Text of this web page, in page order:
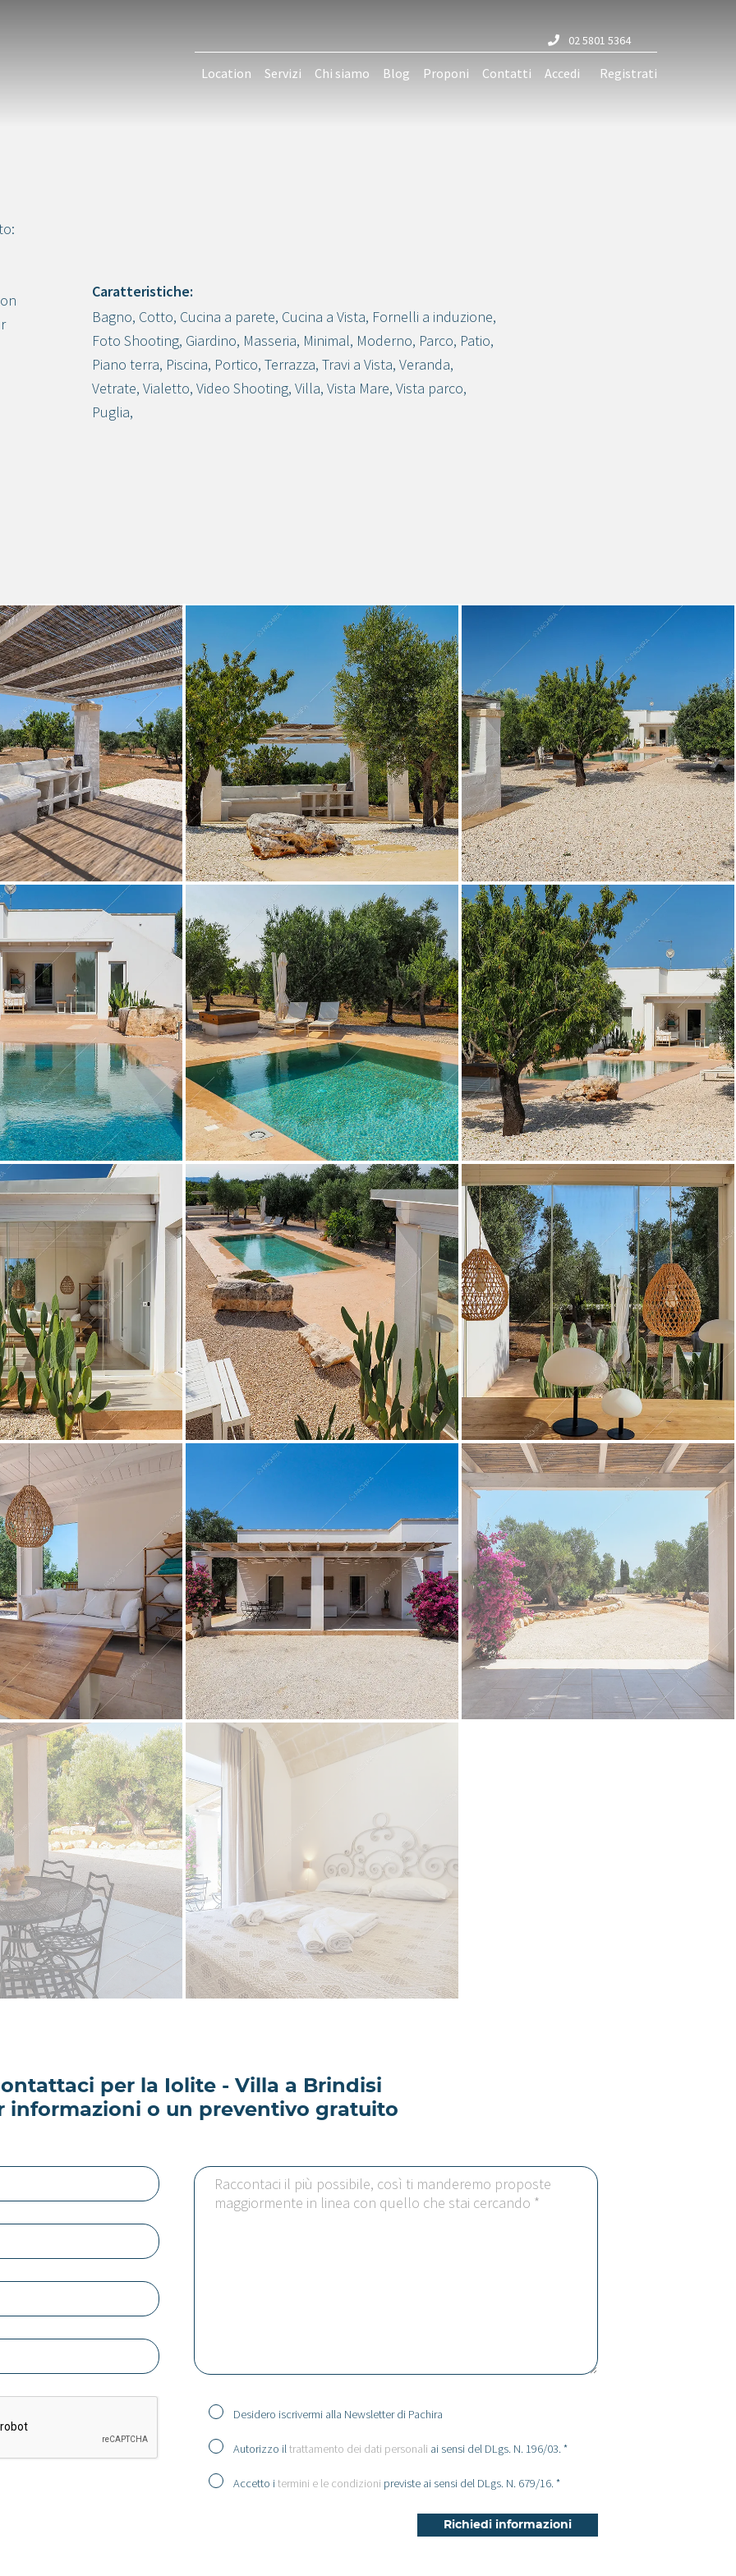
02 5801 5364
Location Servizi Chi siamo Blog Proponi Contatti Accedi Registrati
Crea progetto
Caratteristiche:
Bagno, Cotto, Cucina a parete, Cucina a Vista, Fornelli a induzione,
Foto Shooting, Giardino, Masseria, Minimal, Moderno, Parco, Patio,
Piano terra, Piscina, Portico, Terrazza, Travi a Vista, Veranda,
Vetrate, Vialetto, Video Shooting, Villa, Vista Mare, Vista parco,
Puglia,
per la Iolite - Villa a Brindisi
informazioni o un preventivo gratuito
Desidero iscrivermi alla Newsletter di Pachira
Autorizzo iltrattamento dei dati personali ai sensi del DLgs. N. 196/03. *
Accetto itermini e le condizioni previste ai sensi del DLgs. N. 679/16. *